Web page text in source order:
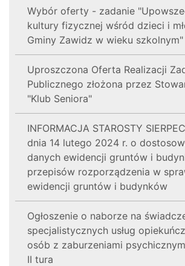
Wybór oferty - zadanie
kultury fizycznej wśród dzieci i
Gminy Zawidz w wieku szkolnym"
Uproszczona Oferta Realizacji
Publicznego złożona przez
"Klub Seniora"
INFORMACJA STAROSTY
dnia 14 lutego 2024 r. o
danych ewidencji gruntów i
przepisów rozporządzenia w
ewidencji gruntów i budynków
Ogłoszenie o naborze na
specjalistycznych usług
osób z zaburzeniami
II tura